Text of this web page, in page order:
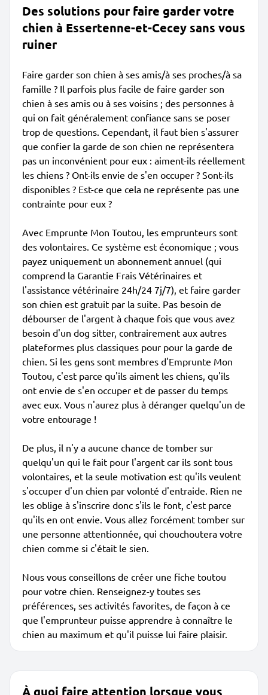
Des solutions pour faire garder votre
chien à Essertenne-et-Cecey sans vous
ruiner
Faire garder son chien à ses amis/à ses proches/à sa
famille ? Il parfois plus facile de faire garder son
chien à ses amis ou à ses voisins ; des personnes à
qui on fait généralement confiance sans se poser
trop de questions. Cependant, il faut bien s'assurer
que confier la garde de son chien ne représentera
pas un inconvénient pour eux : aiment-ils réellement
les chiens ? Ont-ils envie de s'en occuper ? Sont-ils
disponibles ? Est-ce que cela ne représente pas une
contrainte pour eux ?
Avec Emprunte Mon Toutou, les emprunteurs sont
des volontaires. Ce système est économique ; vous
payez uniquement un abonnement annuel (qui
comprend la Garantie Frais Vétérinaires et
l'assistance vétérinaire 24h/24 7j/7), et faire garder
son chien est gratuit par la suite. Pas besoin de
débourser de l'argent à chaque fois que vous avez
besoin d'un dog sitter, contrairement aux autres
plateformes plus classiques pour pour la garde de
chien. Si les gens sont membres d'Emprunte Mon
Toutou, c'est parce qu'ils aiment les chiens, qu'ils
ont envie de s'en occuper et de passer du temps
avec eux. Vous n'aurez plus à déranger quelqu'un de
votre entourage !
De plus, il n'y a aucune chance de tomber sur
quelqu'un qui le fait pour l'argent car ils sont tous
volontaires, et la seule motivation est qu'ils veulent
s'occuper d'un chien par volonté d'entraide. Rien ne
les oblige à s'inscrire donc s'ils le font, c'est parce
qu'ils en ont envie. Vous allez forcément tomber sur
une personne attentionnée, qui chouchoutera votre
chien comme si c'était le sien.
Nous vous conseillons de créer une fiche toutou
pour votre chien. Renseignez-y toutes ses
préférences, ses activités favorites, de façon à ce
que l'emprunteur puisse apprendre à connaître le
chien au maximum et qu'il puisse lui faire plaisir.
À quoi faire attention lorsque vous